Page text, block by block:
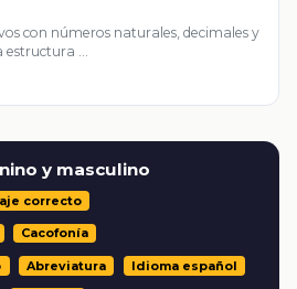
con números naturales, decimales y
…
y masculino
correcto
Cacofonía
Abreviatura Idioma español